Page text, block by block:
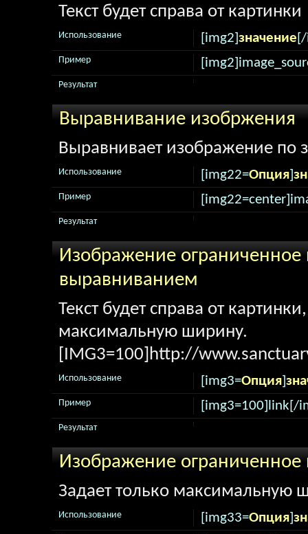
Текст будет справа от картинки
[img2]значение
Использование
Пример
Результат
Выравнивание изобржения
Выравнивает изображение по
[img22=Опция]
Использование
Пример
Результат
Изображение
выравниванием
Текст будет справа от
максимальную ширину.
[IMG3=100]http://
[img3=Опция]
Использование
[img3=100]link[/
Пример
Результат
Изображение
Задает только максимальную
[img33=Опция]
Использование